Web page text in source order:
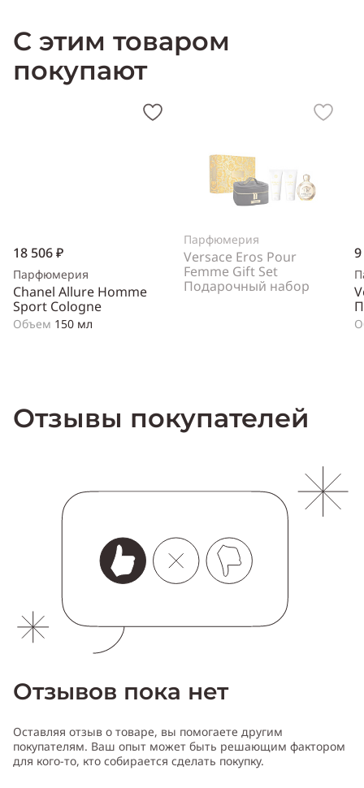
С этим товаром
покупают
18 506 ₽
Парфюмерия
Chanel Allure Homme
Sport Cologne
Объем 150 мл
Парфюмерия
Versace Eros Pour
Femme Gift Set
Подарочный набор
Отзывы покупателей
Отзывов пока нет
Оставляя отзыв о товаре, вы помогаете другим
покупателям. Ваш опыт может быть решающим фактором
для кого-то, кто собирается сделать покупку.